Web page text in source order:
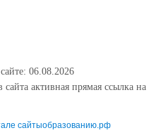
06.08.2026
активная прямая ссылка на
сайтыобразованию.рф